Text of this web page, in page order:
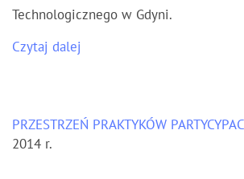
Technologicznego w Gdyni.
Czytaj dalej
PRZESTRZEŃ PRAKTYKÓW
2014 r.